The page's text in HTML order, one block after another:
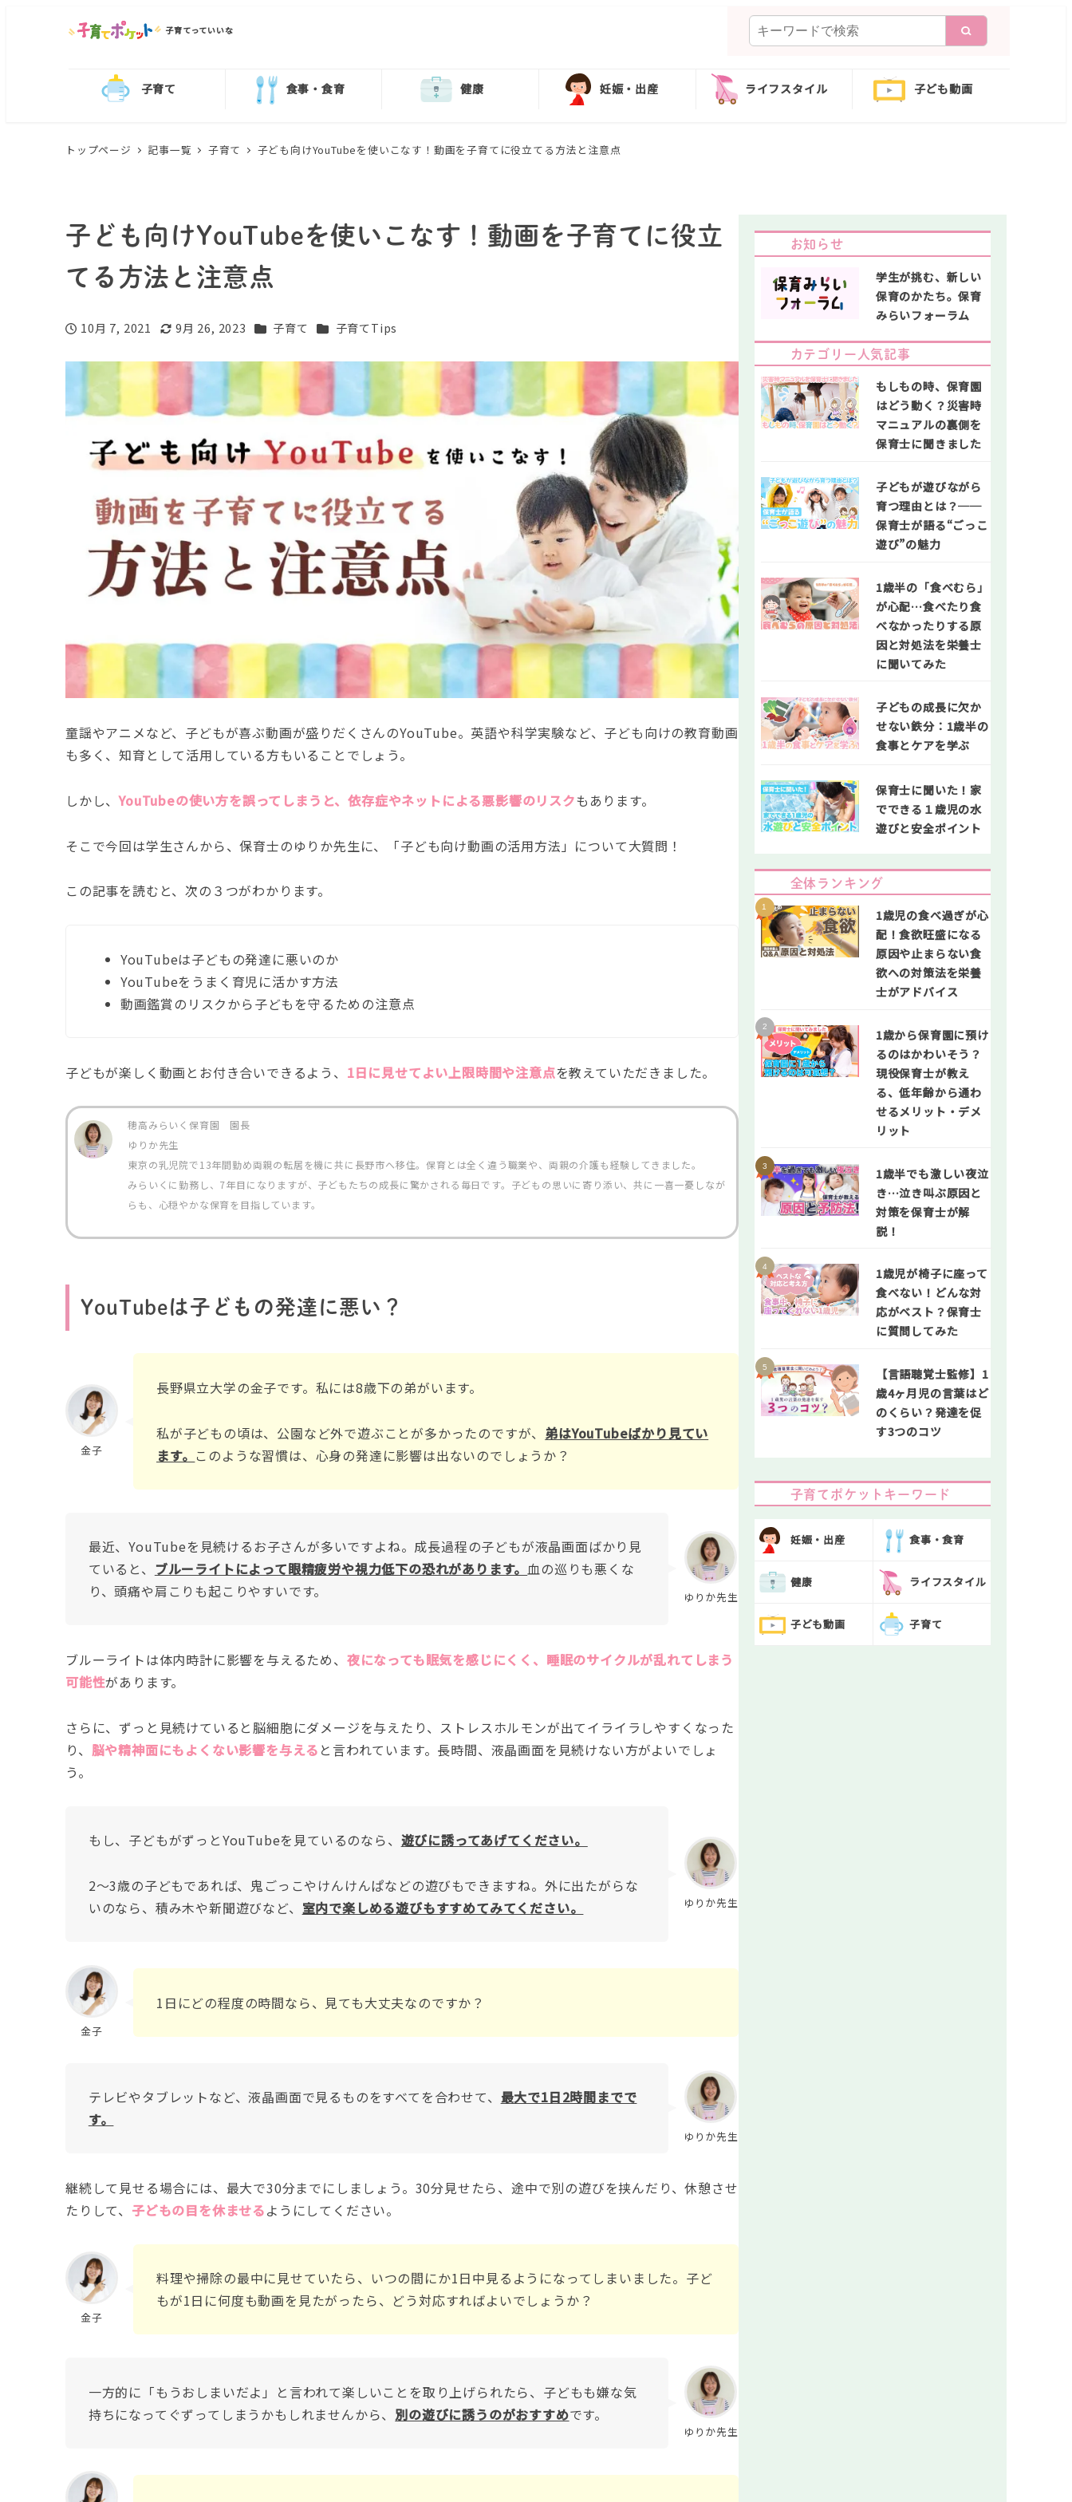
子育てっていいな
索
子育て 食事・食育 健康 妊娠・出産 ライフスタイル 子ども動画
トップページ 記事一覧 子育て 子ども向けYouTubeを使いこなす！動画を子育てに役立てる方法と注意点
子ども向けYouTubeを使いこなす！動画を子育てに役立
てる方法と注意点
投稿日
10月 7, 2021
更新日
9月 26, 2023 カテゴリー
子育て カテゴリー
子育てTips
童謡やアニメなど、子どもが喜ぶ動画が盛りだくさんのYouTube。英語や科学実験など、子ども向けの教育動画
も多く、知育として活用している方もいることでしょう。
しかし、YouTubeの使い方を誤ってしまうと、依存症やネットによる悪影響のリスクもあります。
そこで今回は学生さんから、保育士のゆりか先生に、「子ども向け動画の活用方法」について大質問！
この記事を読むと、次の３つがわかります。
YouTubeは子どもの発達に悪いのか
YouTubeをうまく育児に活かす方法
動画鑑賞のリスクから子どもを守るための注意点
子どもが楽しく動画とお付き合いできるよう、 1日に見せてよい上限時間や注意点を教えていただきました。
穂高みらいく保育園 園長
ゆりか先生
東京の乳児院で13年間勤め両親の転居を機に共に長野市へ移住。保育とは全く違う職業や、両親の介護も経験してきました。
みらいくに勤務し、7年目になりますが、子どもたちの成長に驚かされる毎日です。子どもの思いに寄り添い、共に一喜一憂しなが
らも、心穏やかな保育を目指しています。
YouTubeは子どもの発達に悪い？
金子
長野県立大学の金子です。私には8歳下の弟がいます。
私が子どもの頃は、公園など外で遊ぶことが多かったのですが、 弟はYouTubeばかり見てい
ます。 このような習慣は、心身の発達に影響は出ないのでしょうか？
ゆりか先生
最近、YouTubeを見続けるお子さんが多いですよね。成長過程の子どもが液晶画面ばかり見
ていると、 ブルーライトによって眼精疲労や視力低下の恐れがあります。血の巡りも悪くな
り、頭痛や肩こりも起こりやすいです。
ブルーライトは体内時計に影響を与えるため、 夜になっても眠気を感じにくく、睡眠のサイクルが乱れてしまう
可能性があります。
さらに、ずっと見続けていると脳細胞にダメージを与えたり、ストレスホルモンが出てイライラしやすくなった
り、 脳や精神面にもよくない影響を与える と言われています。長時間、液晶画面を見続けない方がよいでしょ
う。
ゆりか先生
もし、子どもがずっとYouTubeを見ているのなら、 遊びに誘ってあげてください。
2～3歳の子どもであれば、鬼ごっこやけんけんぱなどの遊びもできますね。外に出たがらな
いのなら、積み木や新聞遊びなど、 室内で楽しめる遊びもすすめてみてください。
金子
1日にどの程度の時間なら、見ても大丈夫なのですか？
ゆりか先生
テレビやタブレットなど、液晶画面で見るものをすべてを合わせて、 最大で1日2時間までで
す。
継続して見せる場合には、最大で30分までにしましょう。30分見せたら、途中で別の遊びを挟んだり、休憩させ
たりして、 子どもの目を休ませるようにしてください。
金子
料理や掃除の最中に見せていたら、いつの間にか1日中見るようになってしまいました。子ど
もが1日に何度も動画を見たがったら、どう対応すればよいでしょうか？
ゆりか先生
一方的に「もうおしまいだよ」と言われて楽しいことを取り上げられたら、子どもも嫌な気
持ちになってぐずってしまうかもしれませんから、別の遊びに誘うのがおすすめです。
お知らせ
学生が挑む、新しい
保育のかたち。保育
みらいフォーラム
カテゴリー人気記事
もしもの時、保育園
はどう動く？災害時
マニュアルの裏側を
保育士に聞きました
子どもが遊びながら
育つ理由とは？──
保育士が語る“ごっこ
遊び”の魅力
1歳半の「食べむら」
が心配…食べたり食
べなかったりする原
因と対処法を栄養士
に聞いてみた
子どもの成長に欠か
せない鉄分：1歳半の
食事とケアを学ぶ
保育士に聞いた！家
でできる１歳児の水
遊びと安全ポイント
全体ランキング
1歳児の食べ過ぎが心
配！食欲旺盛になる
原因や止まらない食
欲への対策法を栄養
士がアドバイス
1歳から保育園に預け
るのはかわいそう？
現役保育士が教え
る、低年齢から通わ
せるメリット・デメ
リット
1歳半でも激しい夜泣
き…泣き叫ぶ原因と
対策を保育士が解
説！
1歳児が椅子に座って
食べない！どんな対
応がベスト？保育士
に質問してみた
【言語聴覚士監修】1
歳4ヶ月児の言葉はど
のくらい？発達を促
す3つのコツ
子育てポケットキーワード
妊娠・出産 食事・食育
健康 ライフスタイル
子ども動画 子育て